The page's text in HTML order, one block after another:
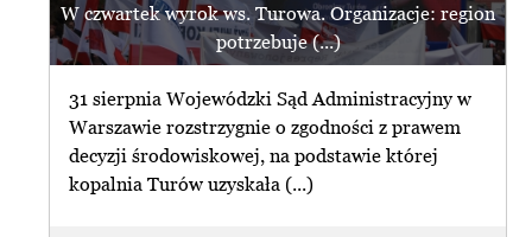
W czwartek wyrok ws. Turowa. Organizacje: region
potrzebuje (...)
31 sierpnia Wojewódzki Sąd Administracyjny w
Warszawie rozstrzygnie o zgodności z prawem
decyzji środowiskowej, na podstawie której
kopalnia Turów uzyskała (...)